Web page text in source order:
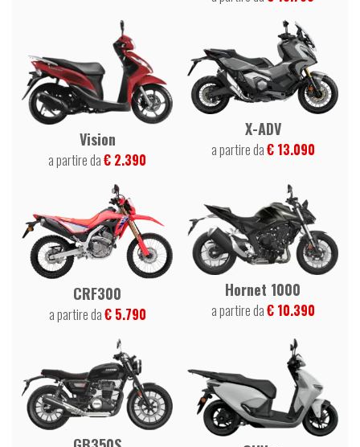
Vision
a partire da€ 2.390
X-ADV
a partire da€ 13.090
CRF300
a partire da€ 5.790
Hornet 1000
a partire da€ 10.390